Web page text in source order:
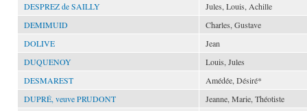
DESPREZ de SAILLY
Jules, Louis, Achille
DEMIMUID
Charles, Gustave
DOLIVE
Jean
DUQUENOY
Louis, Jules
DESMAREST
Amédée, Désiré*
DUPRÉ, veuve PRUDONT
Jeanne, Marie, Théotiste